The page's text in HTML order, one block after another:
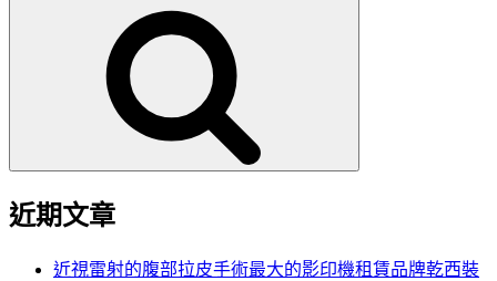
近期文章
近視雷射的腹部拉皮手術最大的影印機租賃品牌乾西裝